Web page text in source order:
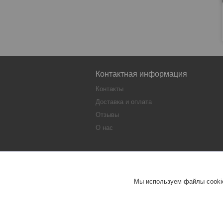
Контактная информация
Контакты
Доставка и оплата
Отзывы
О нас
Мы используем файлы